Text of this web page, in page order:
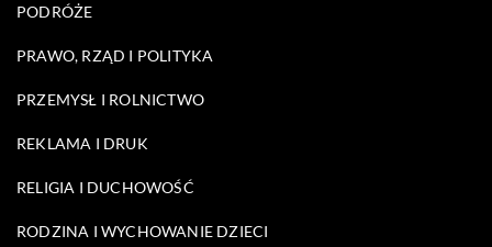
PODRÓŻE
PRAWO, RZĄD I POLITYKA
PRZEMYSŁ I ROLNICTWO
REKLAMA I DRUK
RELIGIA I DUCHOWOŚĆ
RODZINA I WYCHOWANIE DZIECI